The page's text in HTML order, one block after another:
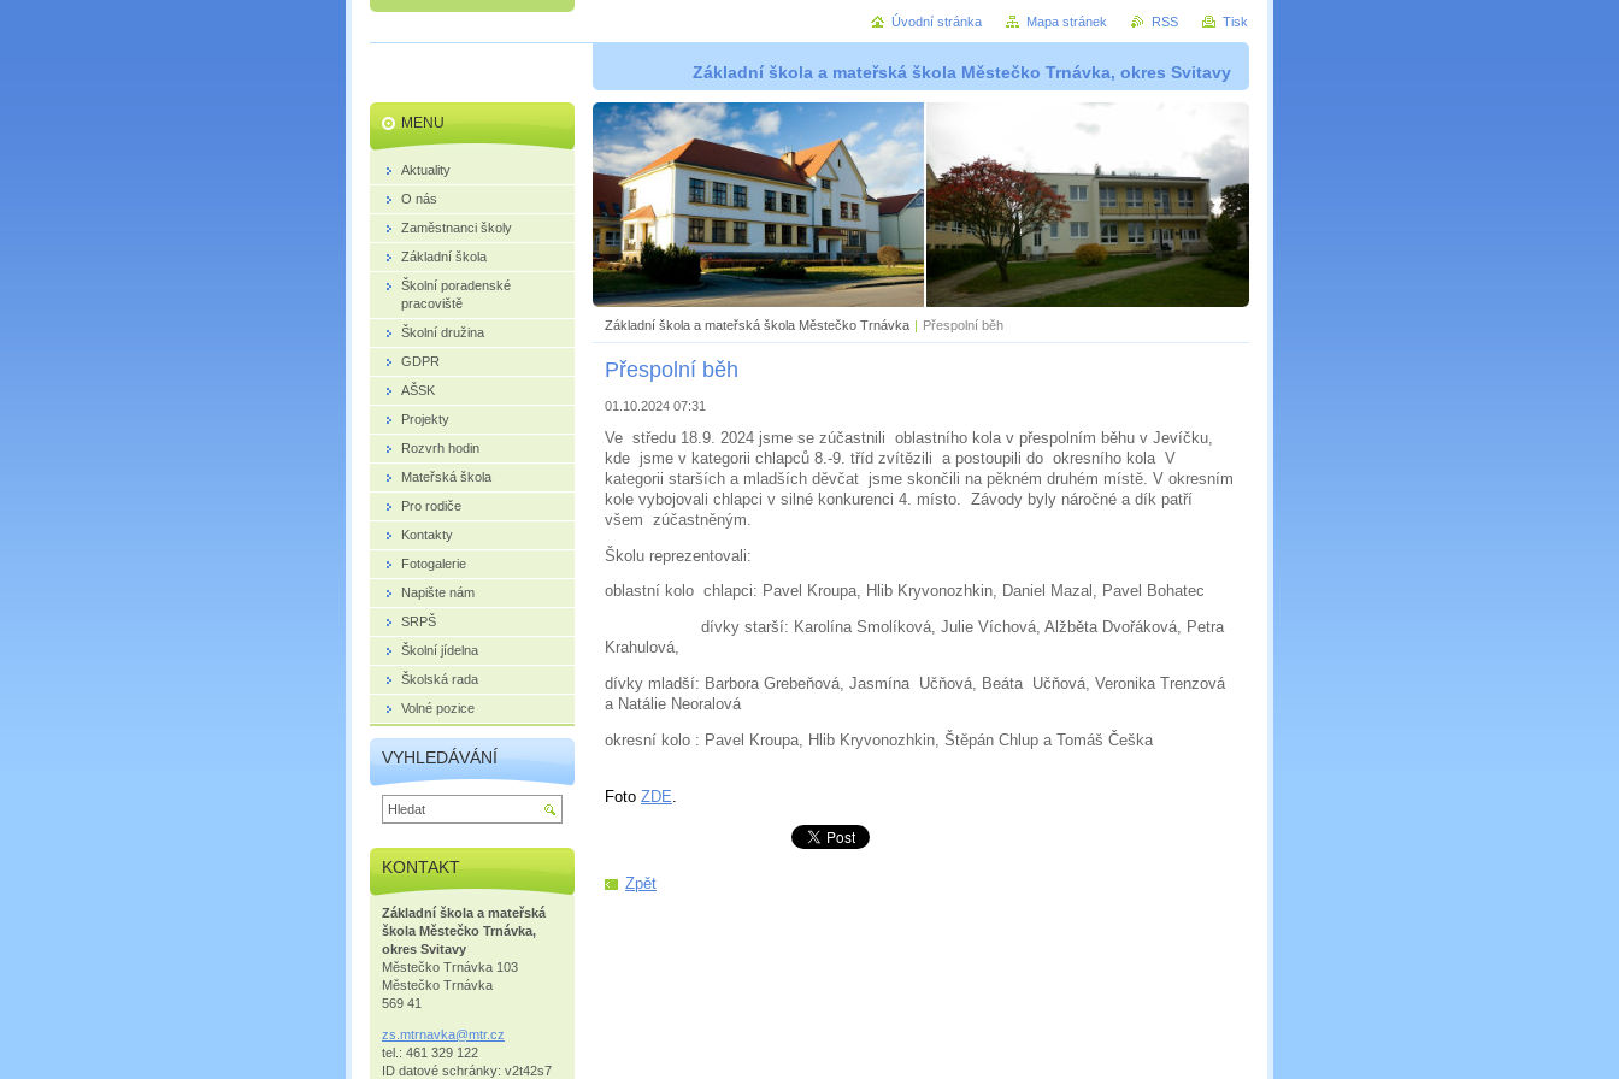
Základní škola a mateřská škola Městečko Trnávka, okres Svitavy
Základní škola a mateřská škola Městečko Trnávka | Přespolní běh
Přespolní běh
01.10.2024 07:31
Ve středu 18.9. 2024 jsme se zúčastnili oblastního kola v přespolním běhu v Jevíčku,
kde jsme v kategorii chlapců 8.-9. tříd zvítězili a postoupili do okresního kola V
kategorii starších a mladších děvčat jsme skončili na pěkném druhém místě. V okresním
kole vybojovali chlapci v silné konkurenci 4. místo. Závody byly náročné a dík patří
všem zúčastněným.
Školu reprezentovali:
oblastní kolo chlapci: Pavel Kroupa, Hlib Kryvonozhkin, Daniel Mazal, Pavel Bohatec
dívky starší: Karolína Smolíková, Julie Víchová, Alžběta Dvořáková, Petra
Krahulová,
dívky mladší: Barbora Grebeňová, Jasmína Učňová, Beáta Učňová, Veronika Trenzová
a Natálie Neoralová
okresní kolo : Pavel Kroupa, Hlib Kryvonozhkin, Štěpán Chlup a Tomáš Češka
Foto ZDE
Zpět
MENU
Aktuality
O nás
Zaměstnanci školy
Základní škola
Školní poradenské
pracoviště
Školní družina
GDPR
AŠSK
Projekty
Rozvrh hodin
Mateřská škola
Pro rodiče
Kontakty
Fotogalerie
Napište nám
SRPŠ
Školní jídelna
Školská rada
Volné pozice
VYHLEDÁVÁNÍ
KONTAKT
Základní škola a mateřská
škola Městečko Trnávka,
okres Svitavy
Městečko Trnávka 103
Městečko Trnávka
569 41
zs.mtrnavka@mtr.cz
tel.: 461 329 122
ID datové schránky: v2t42s7
Úvodní stránka Mapa stránek RSS Tisk